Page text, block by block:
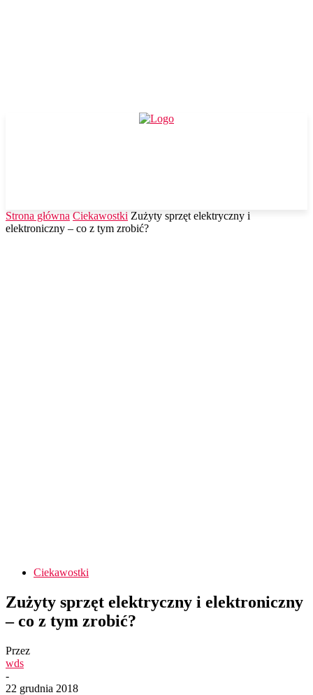
Strona główna Ciekawostki Zużyty sprzęt elektryczny i
elektroniczny – co z tym zrobić?
Ciekawostki
Zużyty sprzęt elektryczny i elektroniczny
– co z tym zrobić?
Przez
wds
-
22 grudnia 2018